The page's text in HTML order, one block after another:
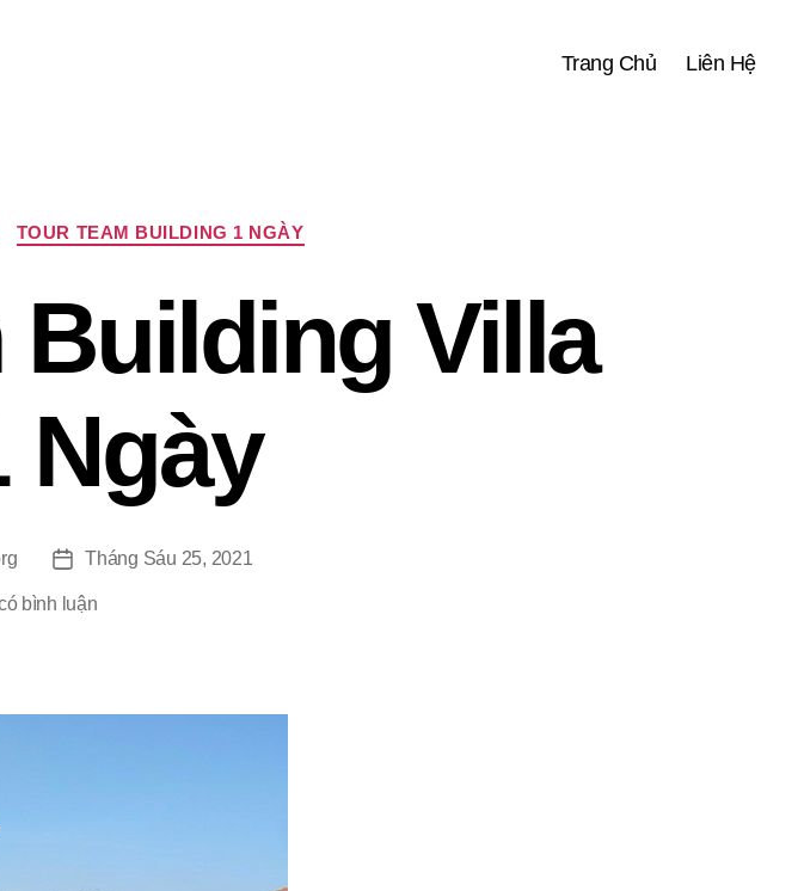
Trang Chủ Liên Hệ
Chuyên
mục
TOUR TEAM BUILDING 1 NGÀY
Building Villa
Ngày
NgàyTháng Sáu 25, 2021
bình luậnở
Building